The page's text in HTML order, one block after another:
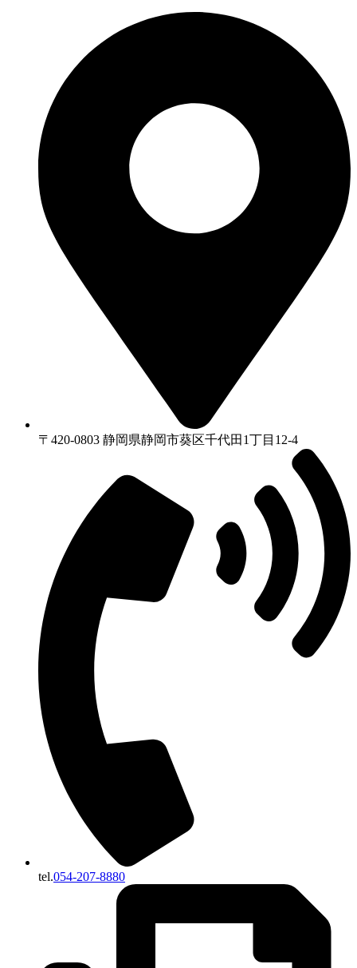
〒420-0803 静岡県静岡市葵区千代⽥1丁⽬12-4
tel.054-207-8880